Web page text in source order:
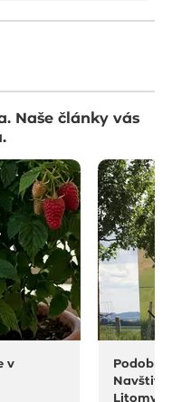
Naše články vás
v
Litomyšli